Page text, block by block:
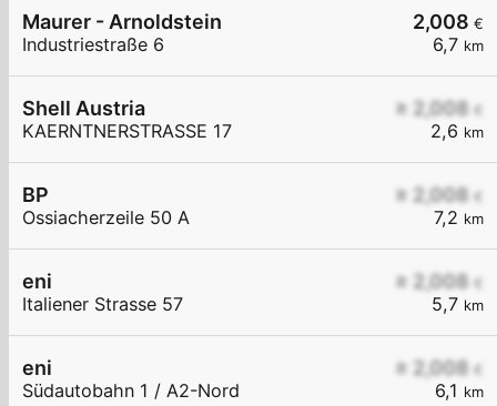
2,008 €
6,7 km
Maurer - Arnoldstein
Industriestraße 6
≥ 2,008 €
2,6 km
Shell Austria
KAERNTNERSTRASSE 17
≥ 2,008 €
7,2 km
BP
Ossiacherzeile 50 A
≥ 2,008 €
5,7 km
eni
Italiener Strasse 57
≥ 2,008 €
6,1 km
eni
Südautobahn 1 / A2-Nord